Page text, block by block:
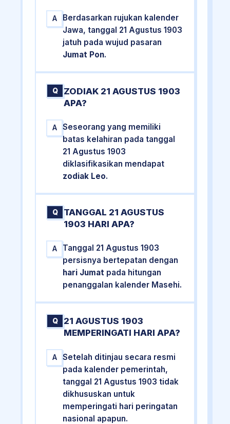
A
Berdasarkan rujukan kalender
Jawa, tanggal 21 Agustus 1903
jatuh pada wujud pasaran
Jumat Pon.
Q
ZODIAK 21 AGUSTUS 1903
APA?
A
Seseorang yang memiliki
batas kelahiran pada tanggal
21 Agustus 1903
diklasifikasikan mendapat
zodiak Leo.
Q
TANGGAL 21 AGUSTUS
1903 HARI APA?
A
Tanggal 21 Agustus 1903
persisnya bertepatan dengan
hari Jumat pada hitungan
penanggalan kalender Masehi.
Q
21 AGUSTUS 1903
MEMPERINGATI HARI APA?
A
Setelah ditinjau secara resmi
pada kalender pemerintah,
tanggal 21 Agustus 1903 tidak
dikhususkan untuk
memperingati hari peringatan
nasional apapun.